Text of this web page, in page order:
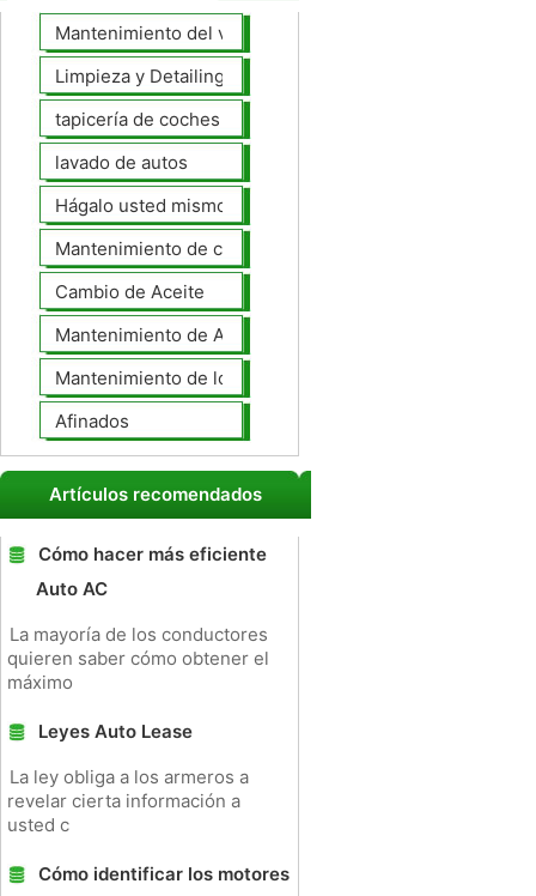
Mantenimiento del vehículo
Limpieza y Detailing
tapicería de coches
lavado de autos
Hágalo usted mismo Mantenimiento de Automotores
Mantenimiento de coches General
Cambio de Aceite
Mantenimiento de Automotores Profesional
Mantenimiento de los neumáticos
Afinados
Artículos recomendados
Cómo hacer más eficiente
Auto AC
La mayoría de los conductores
quieren saber cómo obtener el
máximo
Leyes Auto Lease
La ley obliga a los armeros a
revelar cierta información a
usted c
Cómo identificar los motores